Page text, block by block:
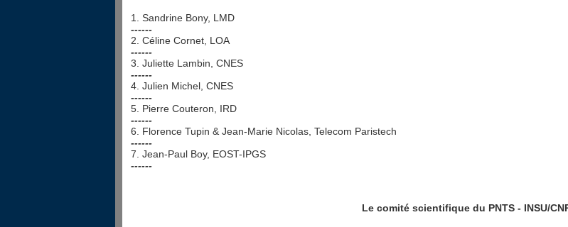
1. Sandrine Bony, LMD
------
2. Céline Cornet, LOA
------
3. Juliette Lambin, CNES
------
4. Julien Michel, CNES
------
5. Pierre Couteron, IRD
------
6. Florence Tupin & Jean-Marie Nicolas, Telecom Paristech
------
7. Jean-Paul Boy, EOST-IPGS
------
Le comité scientifique du PNTS - INSU/